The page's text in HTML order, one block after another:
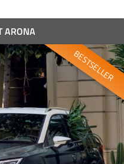
ARONA
BESTSELLER